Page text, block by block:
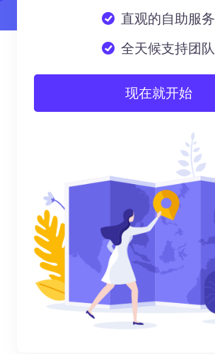
直观的自助服务
全天候支持团队
现在就开始